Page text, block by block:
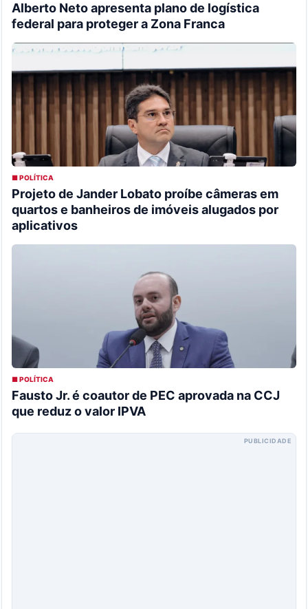
Alberto Neto apresenta plano de logística
federal para proteger a Zona Franca
■ POLÍTICA
Projeto de Jander Lobato proíbe câmeras em
quartos e banheiros de imóveis alugados por
aplicativos
■ POLÍTICA
Fausto Jr. é coautor de PEC aprovada na CCJ
que reduz o valor IPVA
PUBLICIDADE